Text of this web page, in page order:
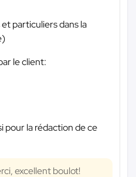
particuliers dans la
le client:
pour la rédaction de ce
excellent boulot!